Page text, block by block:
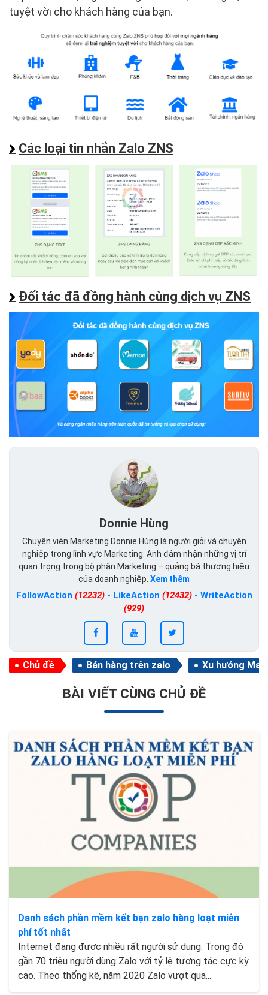
tuyệt vời cho khách hàng của bạn.
Các loại tin nhắn Zalo ZNS
Đối tác đã đồng hành cùng dịch vụ ZNS
Donnie Hùng
Chuyên viên Marketing Donnie Hùng là người giỏi và chuyên
nghiệp trong lĩnh vực Marketing. Anh đảm nhận những vị trí
quan trọng trong bộ phận Marketing – quảng bá thương hiệu
của doanh nghiệp. Xem thêm
FollowAction (12232)- LikeAction (12432)- WriteAction
(929)
Chủ đề Bán hàng trên zalo Xu hướng
BÀI VIẾT CÙNG CHỦ ĐỀ
Danh sách phần mềm kết bạn zalo hàng loạt miễn
phí tốt nhất
Internet đang được nhiều rất người sử dụng. Trong đó
gần 70 triệu người dùng Zalo với tỷ lệ tương tác cực kỳ
cao. Theo thống kê, năm 2020 Zalo vượt qua...